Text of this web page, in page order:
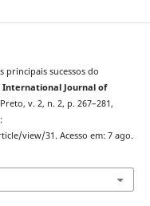
principais sucessos do
Journal of
v. 2, n. 2, p. 267–281,
view/31. Acesso em: 7 ago.